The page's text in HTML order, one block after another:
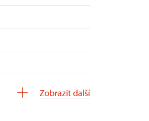
Zobrazit další